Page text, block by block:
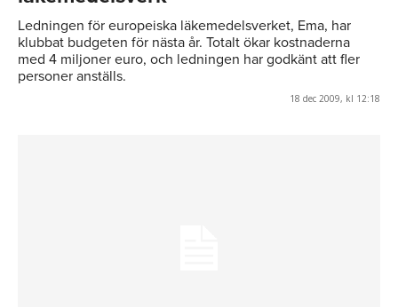
Ledningen för europeiska läkemedelsverket, Ema, har
klubbat budgeten för nästa år. Totalt ökar kostnaderna
med 4 miljoner euro, och ledningen har godkänt att fler
personer anställs.
18 dec 2009, kl 12:18